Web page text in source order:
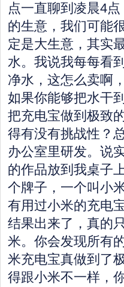
点一直聊到凌晨4
的生意，我们可能
定是大生意，其实
水。我说我每每看
净水，这怎么卖啊
如果你能够把水干
把充电宝做到极致
得有没有挑战性？
办公室里研发。说
的作品放到我桌子
个牌子，一个叫小
有用过小米的充电
结果出来了，真的
米。你会发现所有
米充电宝真做到了
得跟小米不一样，